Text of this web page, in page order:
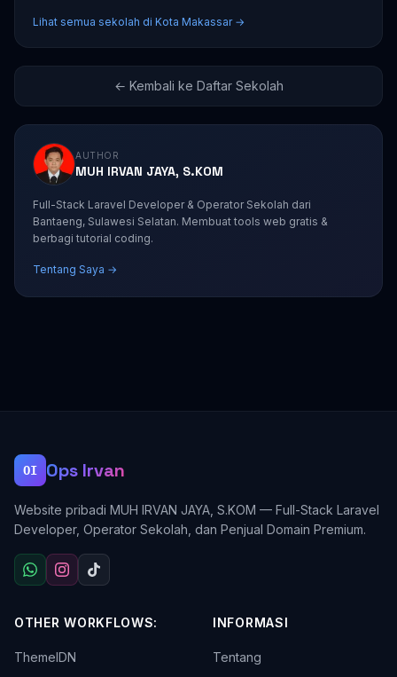
Lihat semua sekolah di Kota Makassar →
← Kembali ke Daftar Sekolah
AUTHOR
MUH IRVAN JAYA, S.KOM
Full-Stack Laravel Developer & Operator Sekolah dari
Bantaeng, Sulawesi Selatan. Membuat tools web gratis &
berbagi tutorial coding.
Tentang Saya →
OI Ops Irvan
Website pribadi MUH IRVAN JAYA, S.KOM — Full-Stack Laravel
Developer, Operator Sekolah, dan Penjual Domain Premium.
OTHER WORKFLOWS:
ThemeIDN
INFORMASI
Tentang